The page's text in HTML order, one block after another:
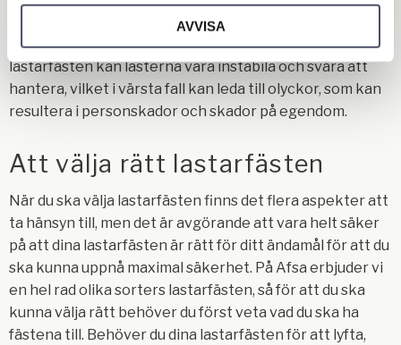
AVVISA
minimera stresspunkten. Utan rätt fästen kan lasten
skadas eller deformeras under lyftningen. Utan korrekt
lastarfästen kan lasterna vara instabila och svåra att
hantera, vilket i värsta fall kan leda till olyckor, som kan
resultera i personskador och skador på egendom.
Att välja rätt lastarfästen
När du ska välja lastarfästen finns det flera aspekter att
ta hänsyn till, men det är avgörande att vara helt säker
på att dina lastarfästen är rätt för ditt ändamål för att du
ska kunna uppnå maximal säkerhet. På Afsa erbjuder vi
en hel rad olika sorters lastarfästen, så för att du ska
kunna välja rätt behöver du först veta vad du ska ha
fästena till. Behöver du dina lastarfästen för att lyfta,